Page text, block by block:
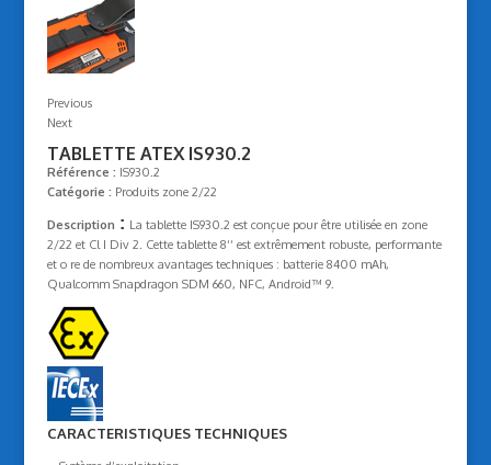
Previous
Next
TABLETTE ATEX IS930.2
Référence : IS930.2
Catégorie : Produits zone 2/22
Description : La tablette IS930.2 est conçue pour être utilisée en zone
2/22 et Cl I Div 2. Cette tablette 8‘‘ est extrêmement robuste, performante
et o re de nombreux avantages techniques : batterie 8400 mAh,
Qualcomm Snapdragon SDM 660, NFC, Android™ 9.
CARACTERISTIQUES TECHNIQUES